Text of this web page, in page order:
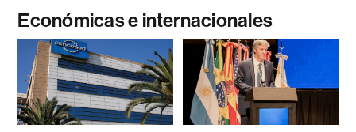
Económicas e internacionales